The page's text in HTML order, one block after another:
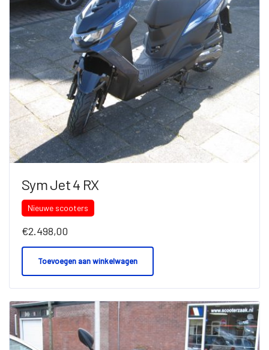
Sym Jet 4 RX
Nieuwe scooters
€2.498,00
Toevoegen aan winkelwagen